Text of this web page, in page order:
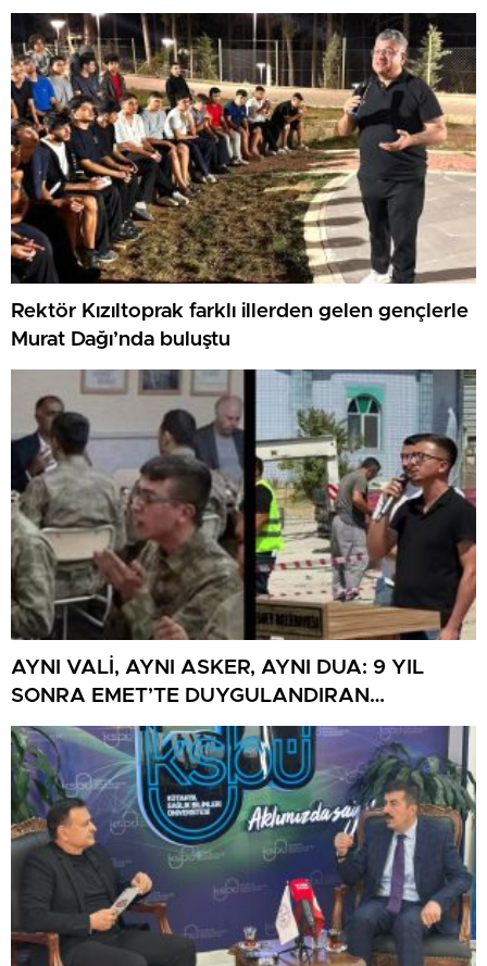
Rektör Kızıltoprak farklı illerden gelen gençlerle
Murat Dağı’nda buluştu
AYNI VALİ, AYNI ASKER, AYNI DUA: 9 YIL
SONRA EMET’TE DUYGULANDIRAN
BULUŞMA